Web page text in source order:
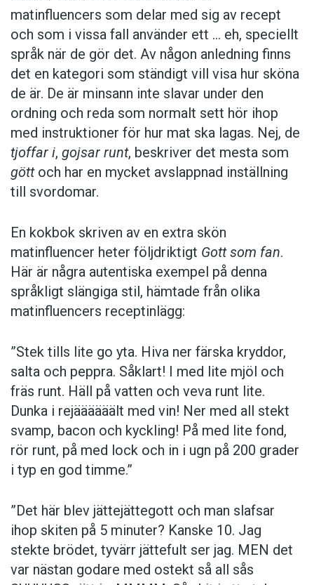
matinfluencers som delar med sig av recept
och som i vissa fall ­använder ett … eh, speciellt
språk när de gör det. Av någon anledning finns
det en kategori som ständigt vill visa hur sköna
de är. De är minsann inte slavar under den
ordning och reda som normalt sett hör ihop
med instruktioner för hur mat ska lagas. Nej, de
tjoffar i, gojsar runt, beskriver det mesta som
göttoch har en mycket avslappnad inställning
till svordomar.
En kokbok ­skriven av en extra skön
matinfluencer heter följd­riktigt Gott som fan.
Här är några autentiska ­exempel på denna
språkligt slängiga stil, ­hämtade från olika
matinfluencers receptinlägg:
”Stek tills lite go yta. Hiva ner färska kryddor,
salta och peppra. Såklart! I med lite mjöl och
fräs runt. Häll på vatten och veva runt lite.
Dunka i rejäääääält med vin! Ner med all stekt
svamp, bacon och kyckling! På med lite fond,
rör runt, på med lock och in i ugn på 200 grader
i typ en god timme.”
”Det här blev jättejättegott och man slafsar
ihop skiten på 5 minuter? Kanske 10. Jag
stekte brödet, tyvärr jättefult ser jag. MEN det
var nästan godare med ostekt så all sås